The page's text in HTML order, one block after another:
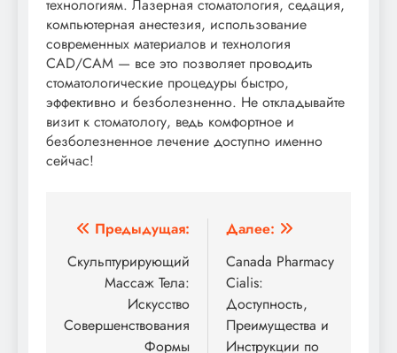
технологиям. Лазерная стоматология, седация,
компьютерная анестезия, использование
современных материалов и технология
CAD/CAM — все это позволяет проводить
стоматологические процедуры быстро,
эффективно и безболезненно. Не откладывайте
визит к стоматологу, ведь комфортное и
безболезненное лечение доступно именно
сейчас!
Навигация
по
записям
Предыдущая:
Скульптурирующий
Массаж Тела:
Искусство
Совершенствования
Формы
Далее:
Canada Pharmacy
Cialis:
Доступность,
Преимущества и
Инструкции по